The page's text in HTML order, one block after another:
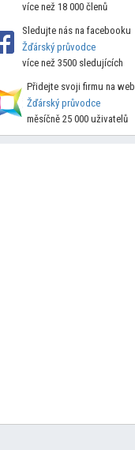
více než 18 000 členů
Sledujte nás na facebooku
Žďárský průvodce
více než 3500 sledujících
Přidejte svoji firmu na web
Žďárský průvodce
měsíčně 25 000 uživatelů